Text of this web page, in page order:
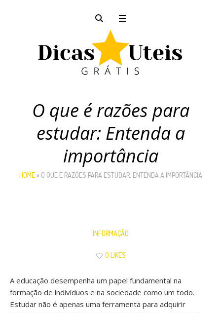
O que é razões para
estudar: Entenda a
importância
HOME» O QUE É RAZÕES PARA ESTUDAR: ENTENDA A IMPORTÂNCIA
INFORMAÇÃO
0 LIKES
A educação desempenha um papel fundamental na
formação de indivíduos e na sociedade como um todo.
Estudar não é apenas uma ferramenta para adquirir